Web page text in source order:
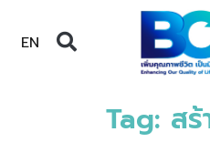
EN
Tag: สร้